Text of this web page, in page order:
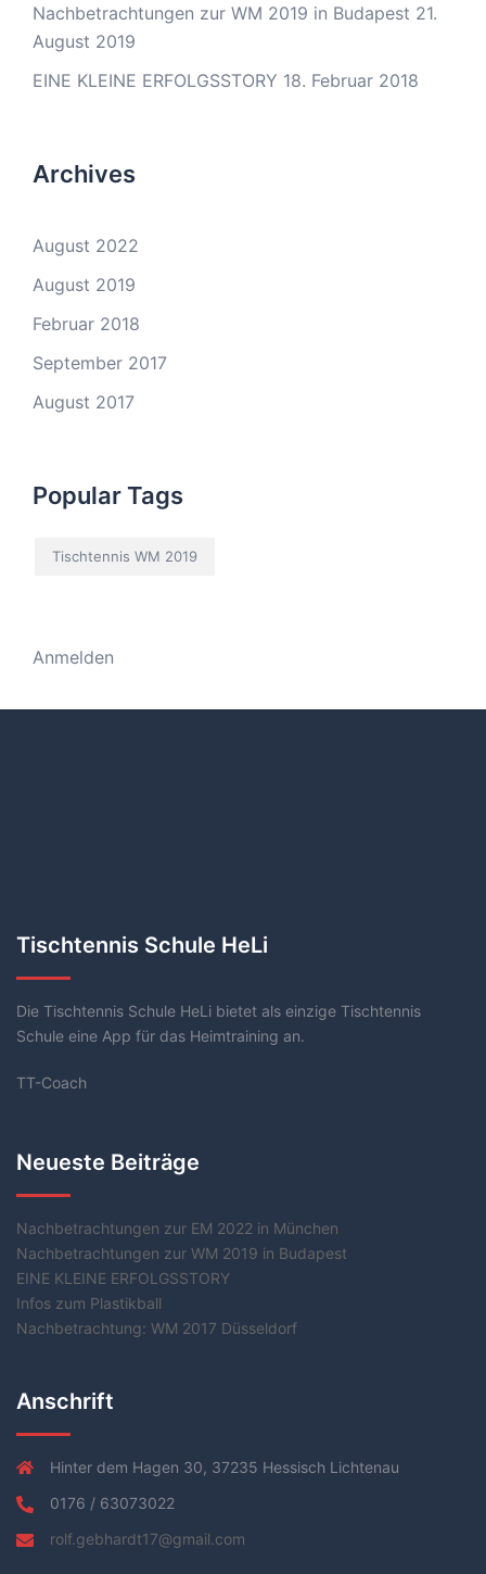
Nachbetrachtungen zur WM 2019 in Budapest 21.
August 2019
EINE KLEINE ERFOLGSSTORY 18. Februar 2018
Archives
August 2022
August 2019
Februar 2018
September 2017
August 2017
Popular Tags
Tischtennis WM 2019
Anmelden
Tischtennis Schule HeLi
Die Tischtennis Schule HeLi bietet als einzige Tischtennis
Schule eine App für das Heimtraining an.
TT-Coach
Neueste Beiträge
Nachbetrachtungen zur EM 2022 in München
Nachbetrachtungen zur WM 2019 in Budapest
EINE KLEINE ERFOLGSSTORY
Infos zum Plastikball
Nachbetrachtung: WM 2017 Düsseldorf
Anschrift
Hinter dem Hagen 30, 37235 Hessisch Lichtenau
0176 / 63073022
rolf.gebhardt17@gmail.com